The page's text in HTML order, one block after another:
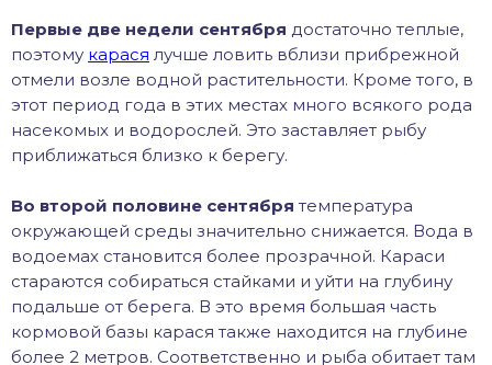
Первые две недели сентября достаточно теплые,
поэтому карася лучше ловить вблизи прибрежной
отмели возле водной растительности. Кроме того, в
этот период года в этих местах много всякого рода
насекомых и водорослей. Это заставляет рыбу
приближаться близко к берегу.
Во второй половине сентября температура
окружающей среды значительно снижается. Вода в
водоемах становится более прозрачной. Караси
стараются собираться стайками и уйти на глубину
подальше от берега. В это время большая часть
кормовой базы карася также находится на глубине
более 2 метров. Соответственно и рыба обитает там